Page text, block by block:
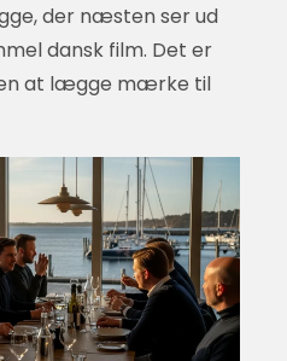
der næsten ser ud
dansk film. Det er
at lægge mærke til